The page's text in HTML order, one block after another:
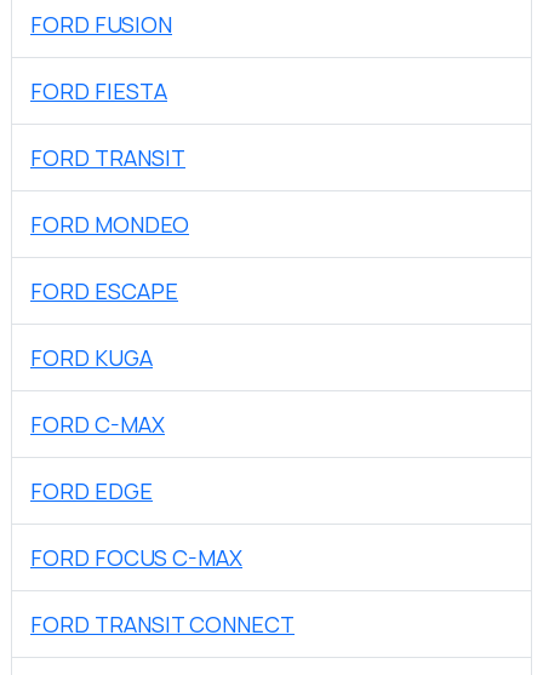
FORD FUSION
FORD FIESTA
FORD TRANSIT
FORD MONDEO
FORD ESCAPE
FORD KUGA
FORD C-MAX
FORD EDGE
FORD FOCUS C-MAX
FORD TRANSIT CONNECT